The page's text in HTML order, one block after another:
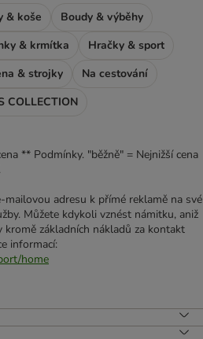
& koše
Boudy & výběhy
& krmítka
Hračky & sport
& strojky
Na cestování
COLLECTION
** Podmínky. "běžně" = Nejnižší cena
adresu k přímé reklamě na své
Můžete kdykoli vznést námitku, aniž
základních nákladů za kontakt
informací:
home